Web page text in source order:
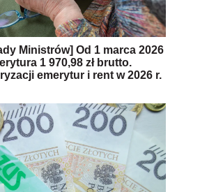
Ministrów] Od 1 marca 2026
1 970,98 zł brutto.
emerytur i rent w 2026 r.